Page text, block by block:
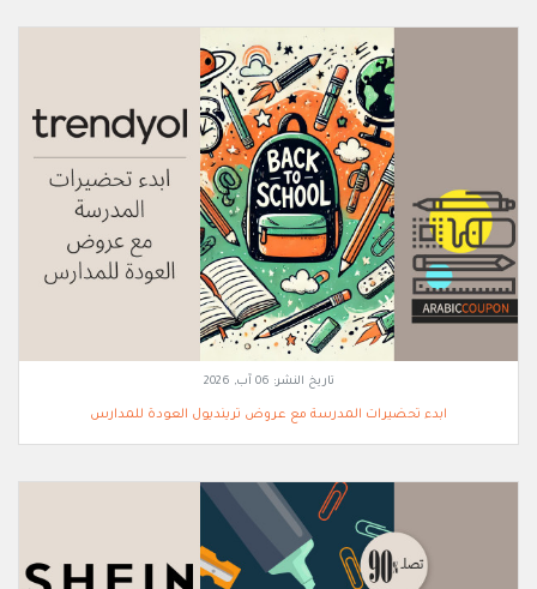
تاريخ النشر: 06 آب, 2026
ابدء تحضيرات المدرسة مع عروض ترينديول العودة للمدارس